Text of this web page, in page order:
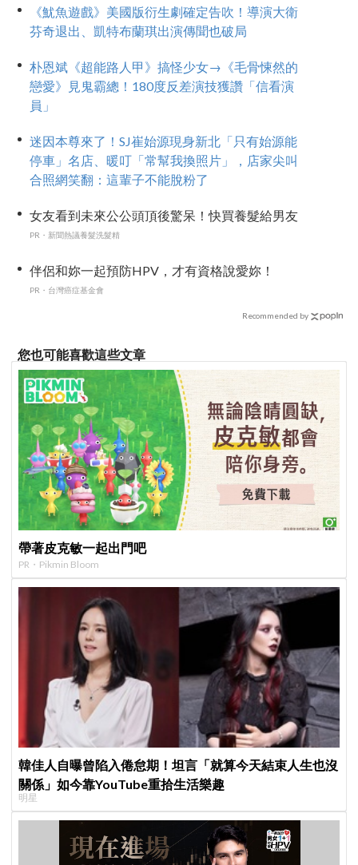
《魷魚遊戲》美國版衍生劇確定告吹！導演大衛
芬奇退出、凱特布蘭琪出演傳聞也破局
朴恩斌《超能路人甲》搞怪少女→《毛骨悚然的
戀愛》見鬼霸總！180度反差演技獲讚「信看演
員」
迷因本尊來了！SJ崔始源現身新北「只有始源能
停車」名店、暖叮「常幫我換照片」，店家尖叫
合照網笑翻：這輩子不能脫粉了
女友看到未來公公頭頂後驚呆！快買養髮給男友
PR・新聞熱議養髮洗髮精
伴侶和妳一起預防HPV，才有資格說愛妳！
PR・台灣癌症基金會
Recommended by
您也可能喜歡這些文章
帶著皮克敏一起出門吧
PR・Pikmin Bloom
韓佳人自曝曾陷入倦怠期！坦言「就算今天結束人生也沒
關係」如今靠YouTube重拾生活樂趣
明星